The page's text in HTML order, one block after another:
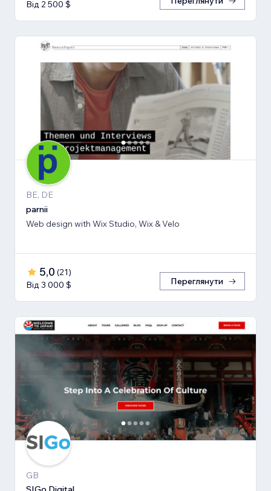
Від 2 500 $
BE, DE
parnii
Web design with Wix Studio, Wix & Velo
5,0 (21)
Від 3 000 $
Переглянути
GB